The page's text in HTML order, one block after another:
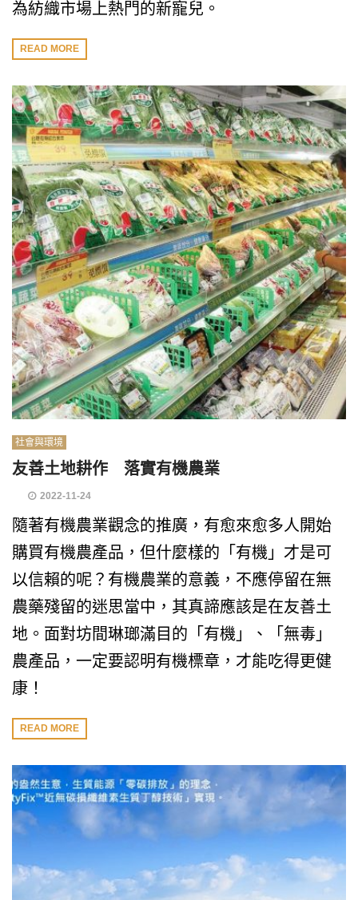
為紡織市場上熱門的新寵兒。
READ MORE
社會與環境
友善土地耕作 落實有機農業
2022-11-24
隨著有機農業觀念的推廣，有愈來愈多人開始
購買有機農產品，但什麼樣的「有機」才是可
以信賴的呢？有機農業的意義，不應停留在無
農藥殘留的迷思當中，其真諦應該是在友善土
地。面對坊間琳瑯滿目的「有機」、「無毒」
農產品，一定要認明有機標章，才能吃得更健
康！
READ MORE